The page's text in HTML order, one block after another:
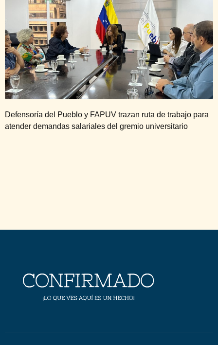
Defensoría del Pueblo y FAPUV trazan ruta de trabajo para
atender demandas salariales del gremio universitario